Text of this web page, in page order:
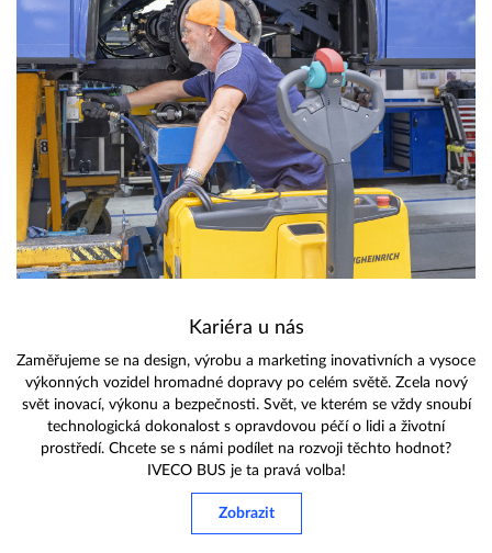
Kariéra u nás
Zaměřujeme se na design, výrobu a marketing inovativních a vysoce
výkonných vozidel hromadné dopravy po celém světě. Zcela nový
svět inovací, výkonu a bezpečnosti. Svět, ve kterém se vždy snoubí
technologická dokonalost s opravdovou péčí o lidi a životní
prostředí. Chcete se s námi podílet na rozvoji těchto hodnot?
IVECO BUS je ta pravá volba!
Zobrazit